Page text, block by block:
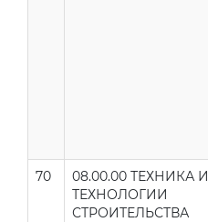
70
08.00.00 ТЕХНИКА И
ТЕХНОЛОГИИ
СТРОИТЕЛЬСТВА